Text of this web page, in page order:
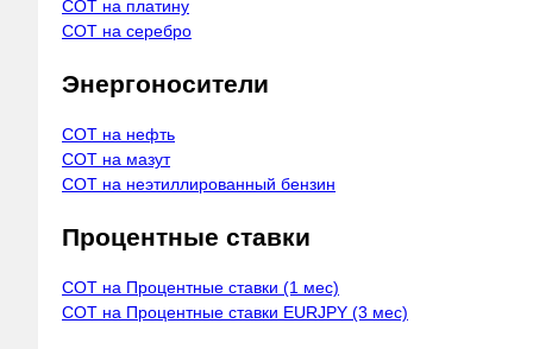
COT на платину
COT на серебро
Энергоносители
COT на нефть
COT на мазут
COT на неэтиллированный бензин
Процентные ставки
COT на Процентные ставки (1 мес)
COT на Процентные ставки EURJPY (3 мес)